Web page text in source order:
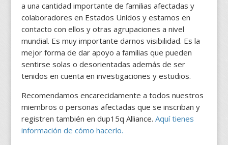
a una cantidad importante de familias afectadas y
colaboradores en Estados Unidos y estamos en
contacto con ellos y otras agrupaciones a nivel
mundial. Es muy importante darnos visibilidad. Es la
mejor forma de dar apoyo a familias que pueden
sentirse solas o desorientadas además de ser
tenidos en cuenta en investigaciones y estudios.
Recomendamos encarecidamente a todos nuestros
miembros o personas afectadas que se inscriban y
registren también en dup15q Alliance.Aquí tienes
información de cómo hacerlo.